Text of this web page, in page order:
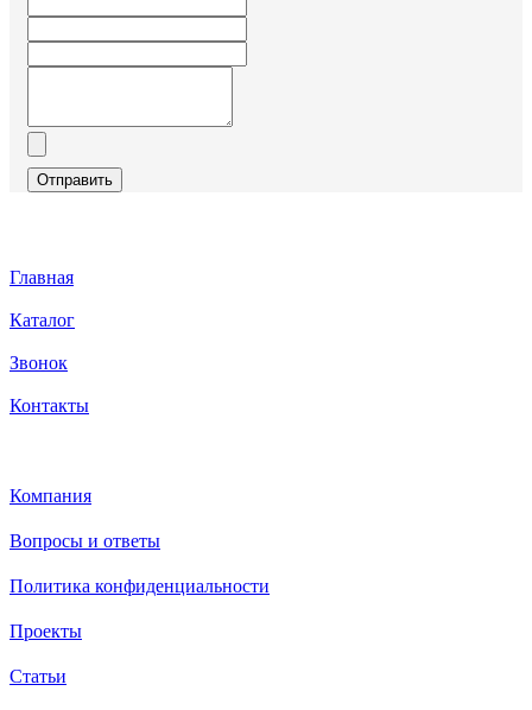
Отправить
Главная
Каталог
Звонок
Контакты
Компания
Вопросы и ответы
Политика конфиденциальности
Проекты
Статьи